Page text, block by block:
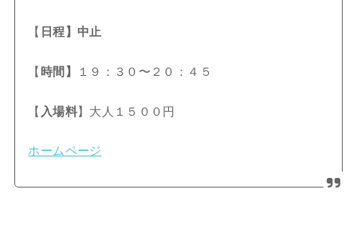
【 日程】中止
【 時間】 １９：３０〜２０：４５
【 入場料】大人１５００円
ホームページ